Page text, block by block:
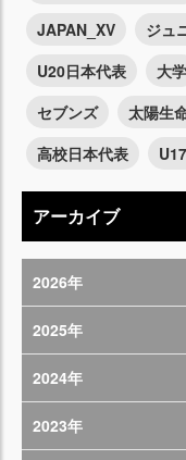
JAPAN_XV
ジュ
U20日本代表
大学
セブンズ
太陽生
高校日本代表
アーカイブ
2026年
2025年
2024年
2023年